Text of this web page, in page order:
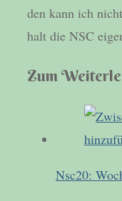
den kann ich
halt die NSC
Zum
Nsc20: